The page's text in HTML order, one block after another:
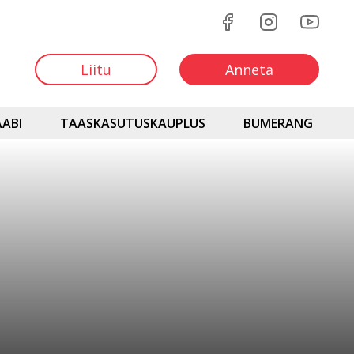
Liitu Anneta
TAASKASUTUSKAUPLUS BUMERANG